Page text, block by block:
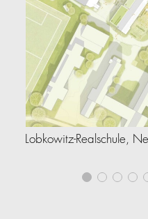
Lobkowitz-Realschule,